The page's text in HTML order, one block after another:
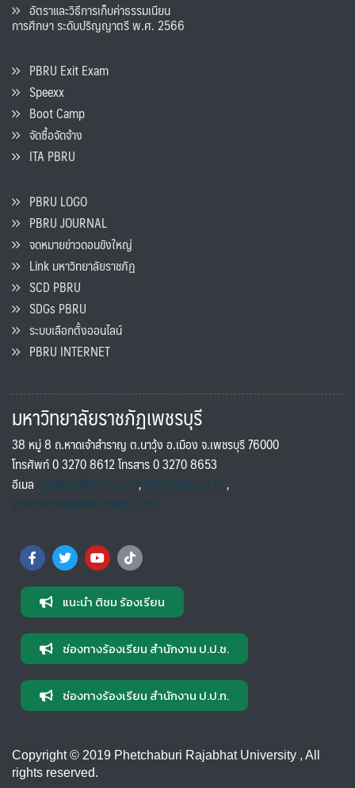
อัตราและวิธีการเก็บค่าธรรมเนียน
การศึกษา ระดับปริญญาตรี พ.ศ. 2566
PBRU Exit Exam
Speexx
Boot Camp
จัดซื้อจัดจ้าง
ITA PBRU
PBRU LOGO
PBRU JOURNAL
จดหมายข่าวดอนขังใหญ่
Link มหาวิทยาลัยราชภัฏ
SCD PBRU
SDGs PBRU
ระบบเลือกตั้งออนไลน์
PBRU INTERNET
มหาวิทยาลัยราชภัฏเพชรบุรี
38 หมู่ 8 ถ.หาดเจ้าสำราญ ต.นาวุ้ง อ.เมือง จ.เพชรบุรี 76000
โทรศัพท์ 0 3270 8612 โทรสาร 0 3270 8653
อีเมล saraban@pbru.ac.th, info@pbru.ac.th,
international@mail.pbru.ac.th
แนะนำ ติชม ร้องเรียน
ช่องทางร้องเรียน สำนักงาน ป.ป.ช.
ช่องทางร้องเรียน สำนักงาน ป.ป.ท.
Copyright © 2019 Phetchaburi Rajabhat University , All
rights reserved.